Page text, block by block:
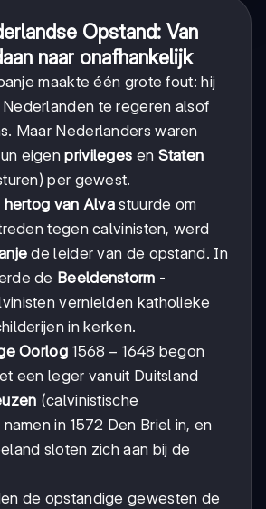
Opstand: Van
naar onafhankelijk
maakte één grote fout: hij
te regeren alsof
Maar Nederlanders waren
eigenprivileges en Staten
per gewest.
hertog van Alva stuurde om
tegen calvinisten, werd
de leider van de opstand. In
de Beeldenstorm -
vernielden katholieke
in kerken.
Oorlog 1568-
1648
1568 − 1648 begon
een leger vanuit Duitsland
(calvinistische
in 1572 Den Briel in, en
sloten zich aan bij de
de opstandige gewesten de